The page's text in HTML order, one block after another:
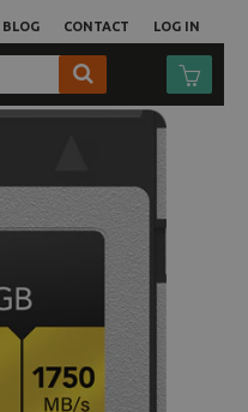
LOG IN
BLOG CONTACT